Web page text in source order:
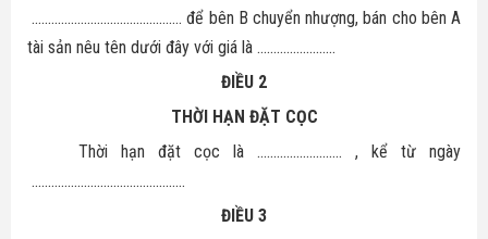
.............................................. để bên B chuyển nhượng, bán cho bên A
tài sản nêu tên dưới đây với giá là ……………………
ĐIỀU 2
THỜI HẠN ĐẶT CỌC
Thời hạn đặt cọc là ..........................
, kể từ ngày
...............................................
ĐIỀU 3